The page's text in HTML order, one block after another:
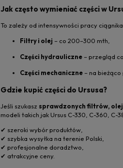
Jak często wymieniać części w
To zależy od intensywności pracy
Filtry i olej – co 200–300 mth,
Części hydrauliczne – przegląd
Części mechaniczne – na
Gdzie kupić części do Ursusa?
Jeśli szukasz sprawdzonych filtrów,
modeli takich jak Ursus C-330, C-360, C-
✔ szeroki wybór produktów,
✔ szybka wysyłka na terenie Polski,
✔ profesjonalne doradztwo,
✔ atrakcyjne ceny.